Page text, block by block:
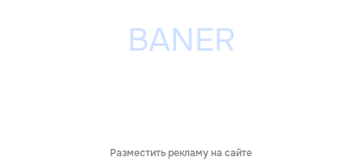
Разместить рекламу на сайте